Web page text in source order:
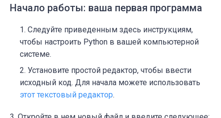
Начало работы: ваша первая программа
Следуйте приведенным здесь инструкциям,
чтобы настроить Python в вашей компьютерной
системе.
Установите простой редактор, чтобы ввести
исходный код. Для начала можете использовать
этот текстовый редактор.